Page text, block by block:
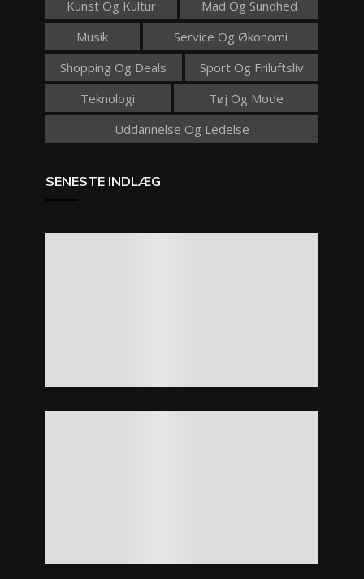
Kunst Og Kultur
Mad Og Sundhed
Musik
Service Og Økonomi
Shopping Og Deals
Sport Og Friluftsliv
Teknologi
Tøj Og Mode
Uddannelse Og Ledelse
SENESTE INDLÆG